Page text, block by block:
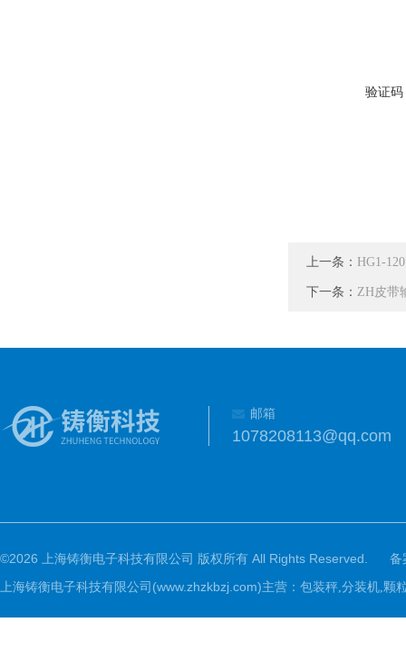
验证码
上一条： HG1-
下一条： ZH皮带
邮箱
1078208113@qq.com
©2026 上海铸衡电子科技有限公司 版权所有 All Rights Reserved.
备
上海铸衡电子科技有限公司(www.zhzkbzj.com)主营： 包装秤,分装机,颗